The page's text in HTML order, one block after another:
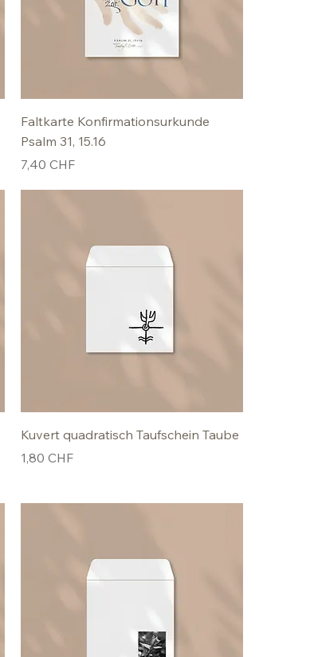
Faltkarte Konfirmationsurkunde
Psalm 31, 15.16
Preis
7,40 CHF
Kuvert quadratisch Taufschein Taube
Preis
1,80 CHF